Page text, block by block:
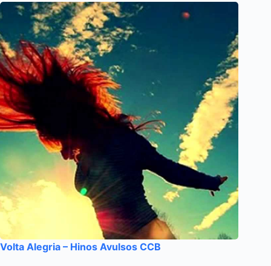
Volta Alegria – Hinos Avulsos CCB